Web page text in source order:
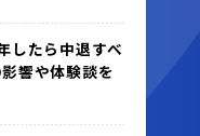
したら中退すべ
響や体験談を